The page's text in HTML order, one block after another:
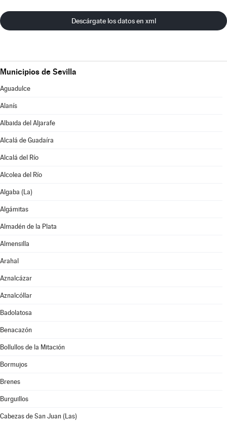
Descárgate los datos en xml
Municipios de Sevilla
Aguadulce
Alanís
Albaida del Aljarafe
Alcalá de Guadaíra
Alcalá del Río
Alcolea del Río
Algaba (La)
Algámitas
Almadén de la Plata
Almensilla
Arahal
Aznalcázar
Aznalcóllar
Badolatosa
Benacazón
Bollullos de la Mitación
Bormujos
Brenes
Burguillos
Cabezas de San Juan (Las)